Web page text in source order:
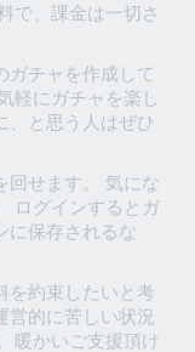
で、課金は一切さ
ガチャを作成して
軽にガチャを楽し
、と思う人はぜひ
回せます。 気にな
ログインするとガ
に保存されるな
を約束したいと考
営的に苦しい状況
暖かいご支援頂け